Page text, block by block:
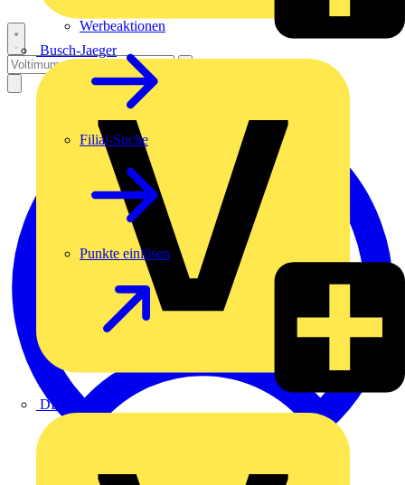
Busch-Jaeger
DEHN
Werbeaktionen
Filial-Suche
Punkte einlösen